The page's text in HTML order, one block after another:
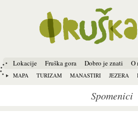
Lokacije
MAPA TURIZAM MANASTIRI JEZERA
Fruška gora Dobro je znati O
Spomenici